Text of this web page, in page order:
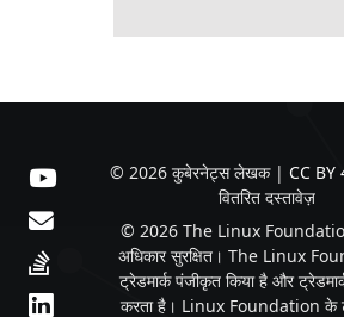
© 2026 कुबेरनेट्स लेखक | CC BY
वितरित दस्तावेज़
© 2026 The Linux
अधिकार सुरक्षित। The Linux
ट्रेडमार्क पंजीकृत किया है और
करता है। Linux Foundation के